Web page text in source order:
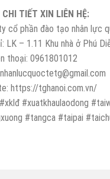
CHI TIẾT XIN LIÊN HỆ:
cổ phần đào tạo nhân lực
LK – 1.11 Khu nhà ở Phú
thoại: 0961801012
https://tghanoi.com.vn/
#xuatkhaulaodong
#tangca #taipai